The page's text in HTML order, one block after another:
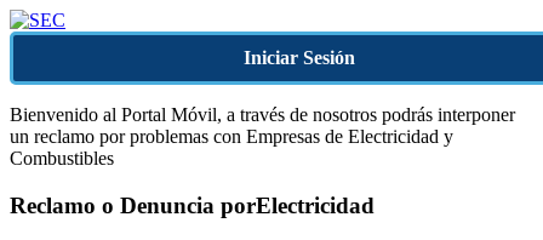
Iniciar Sesión
Bienvenido al Portal Móvil, a través de nosotros podrás interponer
un reclamo por problemas con Empresas de Electricidad y
Combustibles
Reclamo o Denuncia porElectricidad